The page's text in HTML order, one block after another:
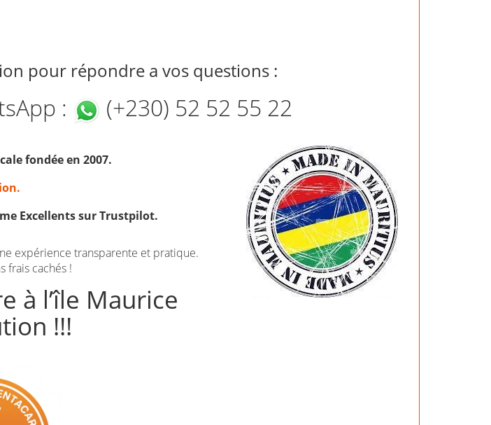
pour répondre a vos questions :
: (+230) 52 52 55 22
fondée en 2007.
Excellents sur Trustpilot.
expérience transparente et pratique.
frais cachés !
à l’île Maurice
!!!